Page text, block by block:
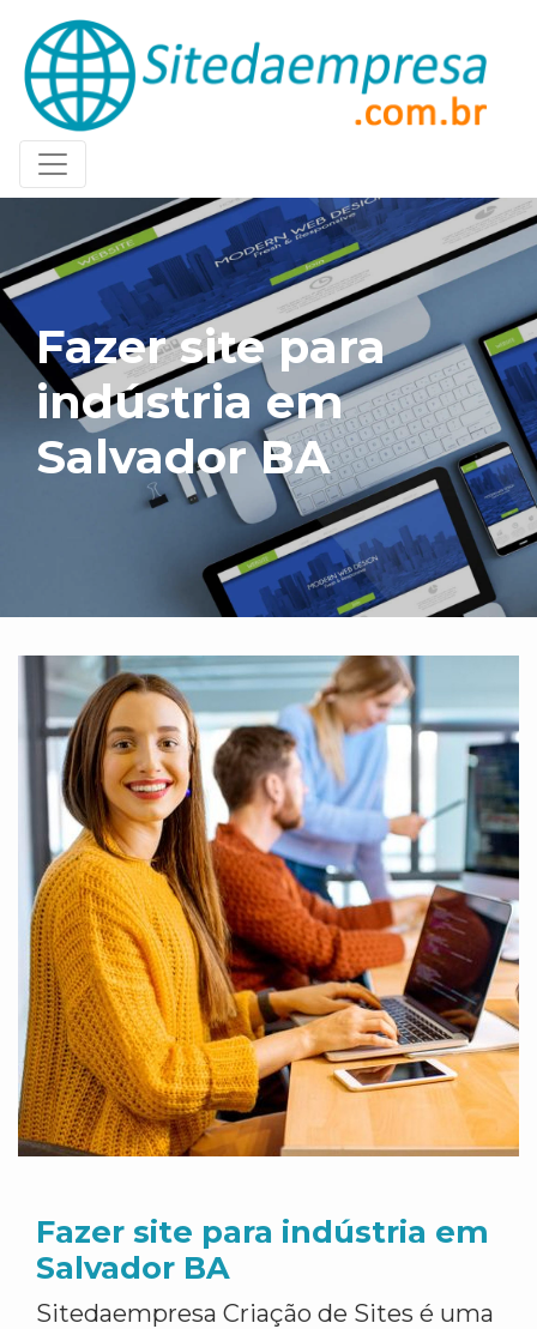
Fazer site para
indústria em
Salvador BA
Fazer site para indústria em
Salvador BA
Sitedaempresa Criação de Sites é uma